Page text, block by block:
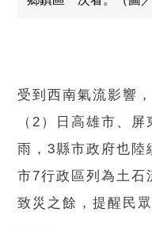
受到西南氣流影響
（2）日高雄市、
雨，3縣市政府也陸
市7行政區列為土石
致災之餘，提醒民